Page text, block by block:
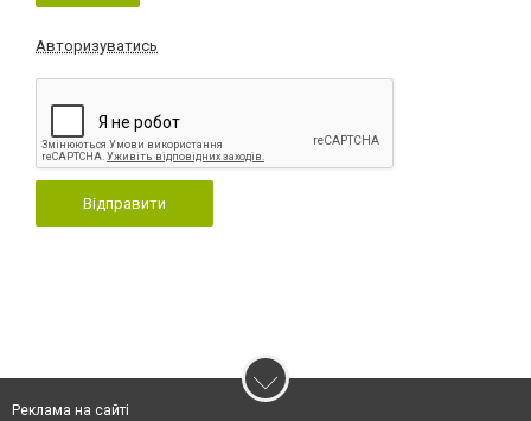
Авторизуватись
Відправити
Реклама на сайті